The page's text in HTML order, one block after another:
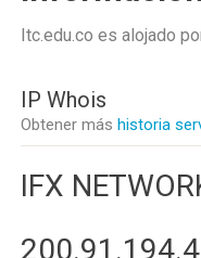
Itc.edu.co es alojado
IP Whois
Obtener más historia
IFX
200.91.194.4